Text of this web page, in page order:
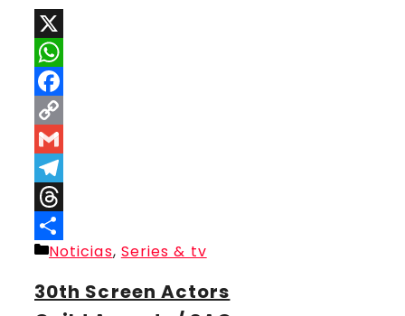
X
WhatsApp
Facebook
Copy
Link
Gmail
Telegram
Threads
Compartir
Categorías
Noticias, Series & tv
30th Screen Actors